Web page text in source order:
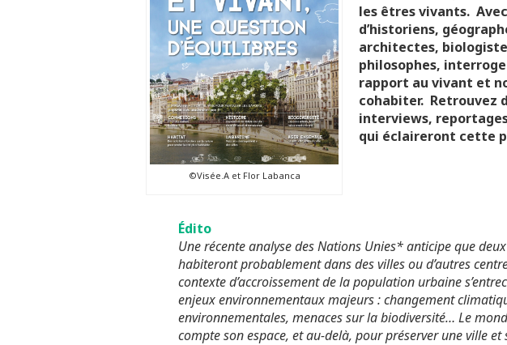
©Visée.A et Flor Labanca
les êtres vivants.
d’historiens,
architectes,
philosophes,
rapport au vivant et
cohabiter. Retrouvez
interviews,
qui éclaireront cette
Édito
Une récente analyse des Nations Unies* anticipe que
habiteront probablement dans des villes ou d’autres
contexte d’accroissement de la population urbaine
enjeux environnementaux majeurs : changement
environnementales, menaces sur la biodiversité… Le
compte son espace, et au-delà, pour préserver une ville